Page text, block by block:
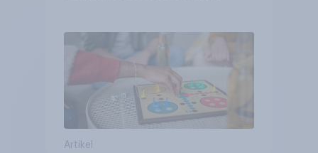
Artikel